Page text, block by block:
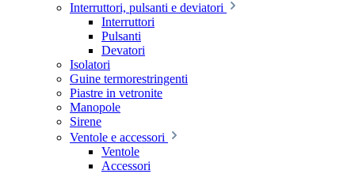
Interruttori, pulsanti e deviatori
Interruttori
Pulsanti
Devatori
Isolatori
Guine termorestringenti
Piastre in vetronite
Manopole
Sirene
Ventole e accessori
Ventole
Accessori